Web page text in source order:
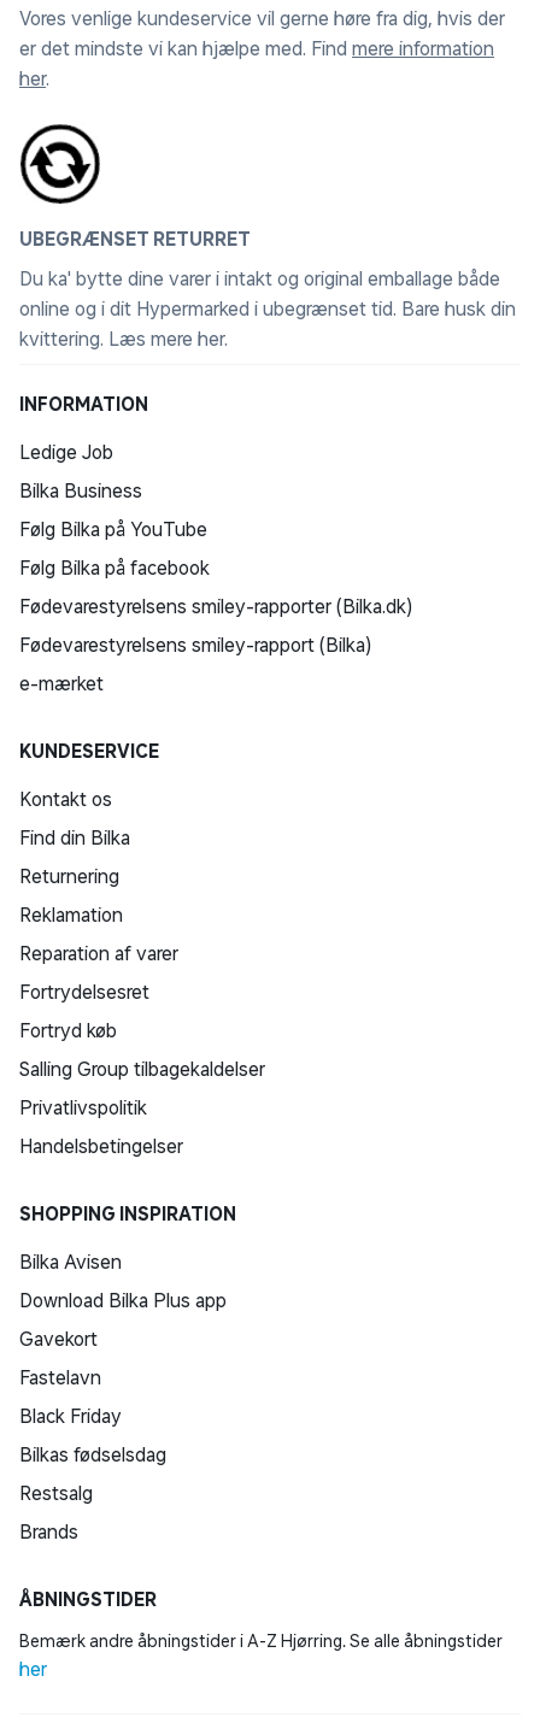
Vores venlige kundeservice vil gerne høre fra dig, hvis der
er det mindste vi kan hjælpe med. Find mere information
her.
UBEGRÆNSET RETURRET
Du ka' bytte dine varer i intakt og original emballage både
online og i dit Hypermarked i ubegrænset tid. Bare husk din
kvittering. Læs mere her.
INFORMATION
Ledige Job
Bilka Business
Følg Bilka på YouTube
Følg Bilka på facebook
Fødevarestyrelsens smiley-rapporter (Bilka.dk)
Fødevarestyrelsens smiley-rapport (Bilka)
e-mærket
KUNDESERVICE
Kontakt os
Find din Bilka
Returnering
Reklamation
Reparation af varer
Fortrydelsesret
Fortryd køb
Salling Group tilbagekaldelser
Privatlivspolitik
Handelsbetingelser
SHOPPING INSPIRATION
Bilka Avisen
Download Bilka Plus app
Gavekort
Fastelavn
Black Friday
Bilkas fødselsdag
Restsalg
Brands
ÅBNINGSTIDER
Bemærk andre åbningstider i A-Z Hjørring. Se alle åbningstider
her